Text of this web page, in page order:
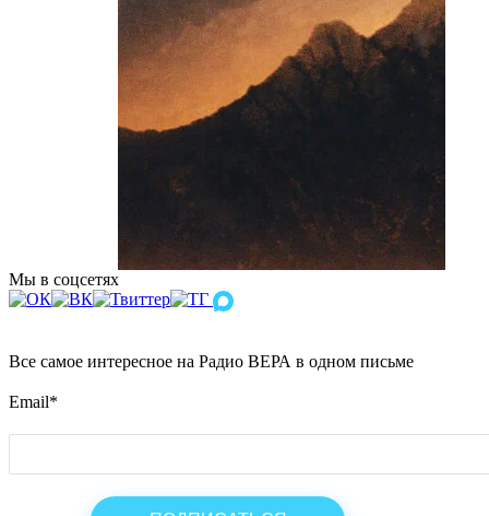
Мы в соцсетях
Все самое интересное на Радио ВЕРА в одном письме
Email*